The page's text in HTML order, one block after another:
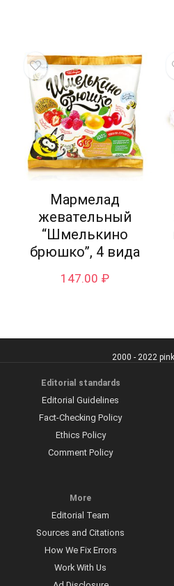
Мармелад
жевательный
“Шмелькино
брюшко”, 4 вида
147.00 ₽
2000 - 2022
Editorial standards
Editorial Guidelines
Fact-Checking Policy
Ethics Policy
Comment Policy
More
Editorial Team
Sources and Citations
How We Fix Errors
Work With Us